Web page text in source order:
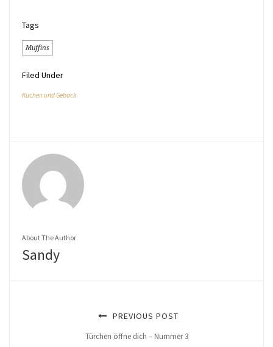
Tags
Muffins
Filed Under
Kuchen und Gebäck
About The Author
Sandy
PREVIOUS POST
Türchen öffne dich – Nummer 3